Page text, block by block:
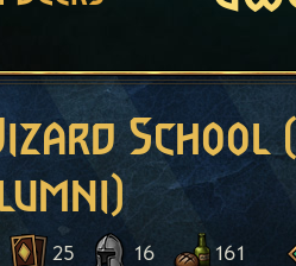
School
25 16 161